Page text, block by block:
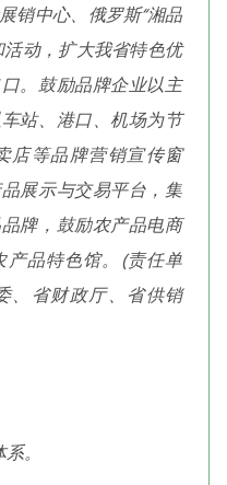
销中心、俄罗斯“湘品
动，扩大我省特色优
。鼓励品牌企业以主
站、港口、机场为节
店等品牌营销宣传窗
展示与交易平台，集
牌，鼓励农产品电商
品特色馆。(责任单
、省财政厅、省供销
。